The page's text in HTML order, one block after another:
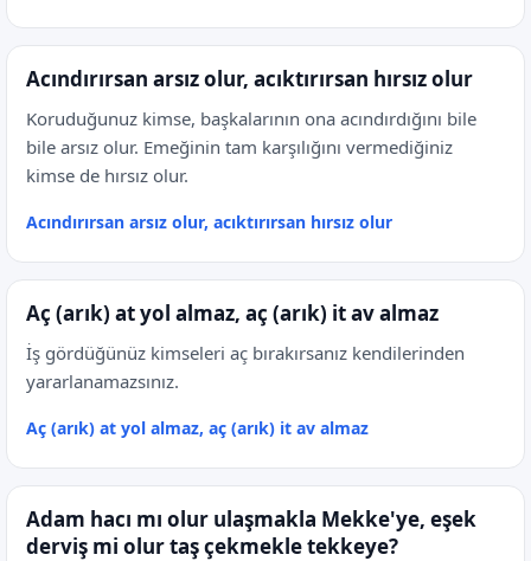
Acındırırsan arsız olur, acıktırırsan hırsız olur
Koruduğunuz kimse, başkalarının ona acındırdığını bile
bile arsız olur. Emeğinin tam karşılığını vermediğiniz
kimse de hırsız olur.
Acındırırsan arsız olur, acıktırırsan hırsız olur
Aç (arık) at yol almaz, aç (arık) it av almaz
İş gördüğünüz kimseleri aç bırakırsanız kendilerinden
yararlanamazsınız.
Aç (arık) at yol almaz, aç (arık) it av almaz
Adam hacı mı olur ulaşmakla Mekke'ye, eşek
derviş mi olur taş çekmekle tekkeye?